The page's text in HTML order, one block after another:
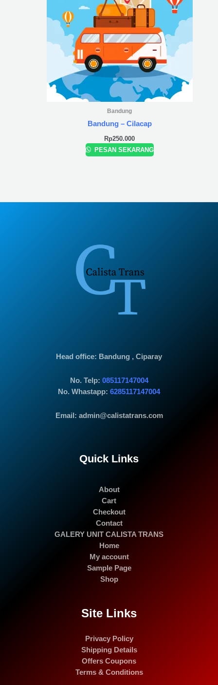
Bandung
Bandung – Cilacap
Rp250.000
PESAN SEKARANG
Head office: Bandung , Ciparay
No. Telp: 085117147004
No. Whastapp: 6285117147004
Email: admin@calistatrans.com
Quick Links
About
Cart
Checkout
Contact
GALERY UNIT CALISTA TRANS
Home
My account
Sample Page
Shop
Site Links
Privacy Policy
Shipping Details
Offers Coupons
Terms & Conditions